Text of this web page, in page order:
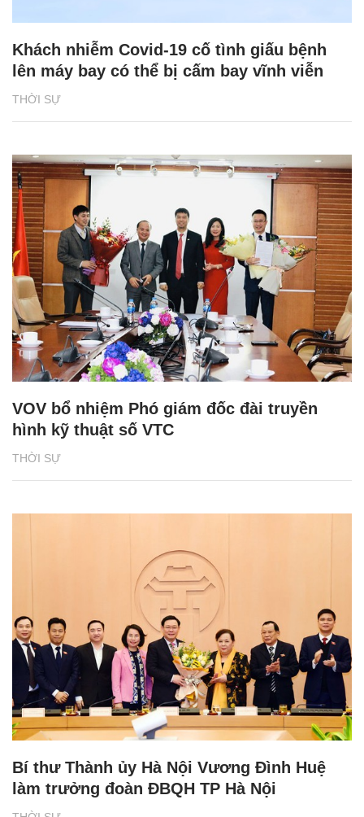
THỜI SỰ
Khách nhiễm Covid-19 cố tình giấu bệnh
lên máy bay có thể bị cấm bay vĩnh viễn
THỜI SỰ
VOV bổ nhiệm Phó giám đốc đài truyền
hình kỹ thuật số VTC
Bí thư Thành ủy Hà Nội Vương Đình Huệ
làm trưởng đoàn ĐBQH TP Hà Nội